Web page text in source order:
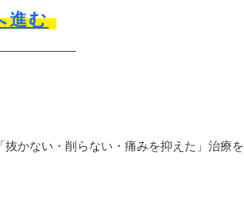
進む
かない・削らない・痛みを抑えた」治療を